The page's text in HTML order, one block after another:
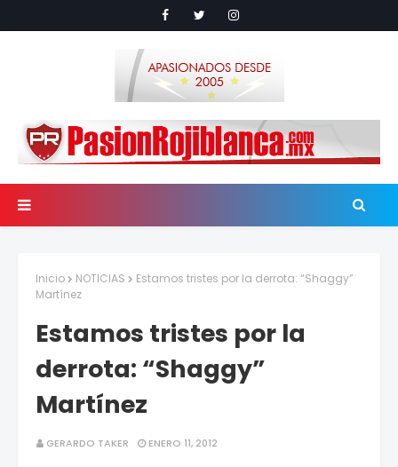
Inicio NOTICIAS
Estamos tristes por la derrota: “Shaggy”
Martínez
Estamos tristes por la
derrota: “Shaggy”
Martínez
GERARDO TAKER ENERO 11, 2012